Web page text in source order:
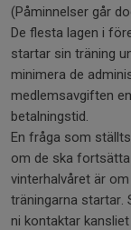
(Påminnelser går
De flesta lagen i
startar sin träning
minimera de
medlemsavgiften
betalningstid.
En fråga som
om de ska
vinterhalvåret är
träningarna startar.
ni kontaktar